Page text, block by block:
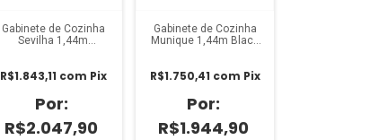
Gabinete de Cozinha
Sevilha 1,44m
R$2.047,90
R$1.843,11 com Pix
Gabinete de Cozinha
Munique 1,44m Black
R$1.944,90
R$1.750,41 com Pix